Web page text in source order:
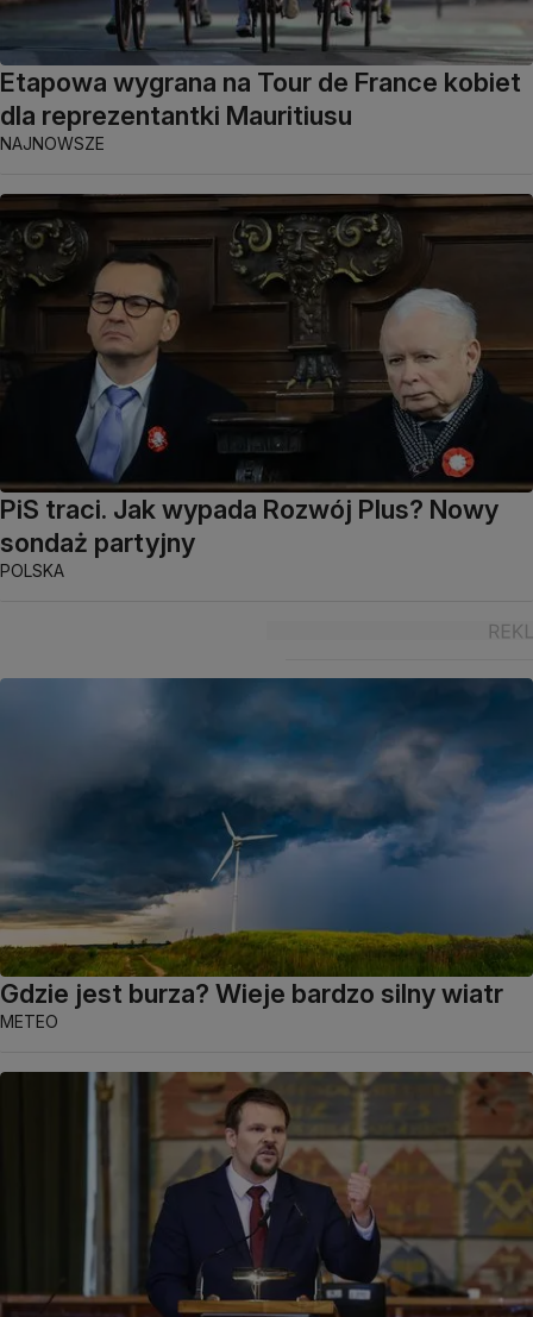
Etapowa wygrana na Tour de France kobiet
dla reprezentantki Mauritiusu
NAJNOWSZE
PiS traci. Jak wypada Rozwój Plus? Nowy
sondaż partyjny
POLSKA
Gdzie jest burza? Wieje bardzo silny wiatr
METEO